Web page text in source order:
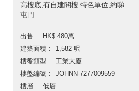
高樓底,有自建閣樓.特色單位,約睇
屯門
出售
HK$ 480萬
建築面積
1,582 呎
樓盤類型
工業大廈
樓盤編號
JOHNN-7277009559
樓層
低層